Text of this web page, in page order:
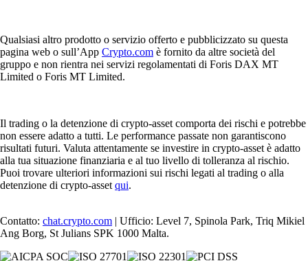
Qualsiasi altro prodotto o servizio offerto e pubblicizzato su questa
pagina web o sull’App Crypto.com è fornito da altre società del
gruppo e non rientra nei servizi regolamentati di Foris DAX MT
Limited o Foris MT Limited.
Il trading o la detenzione di crypto-asset comporta dei rischi e potrebbe
non essere adatto a tutti. Le performance passate non garantiscono
risultati futuri. Valuta attentamente se investire in crypto-asset è adatto
alla tua situazione finanziaria e al tuo livello di tolleranza al rischio.
Puoi trovare ulteriori informazioni sui rischi legati al trading o alla
detenzione di crypto-asset qui.
Contatto: chat.crypto.com | Ufficio: Level 7, Spinola Park, Triq Mikiel
Ang Borg, St Julians SPK 1000 Malta.